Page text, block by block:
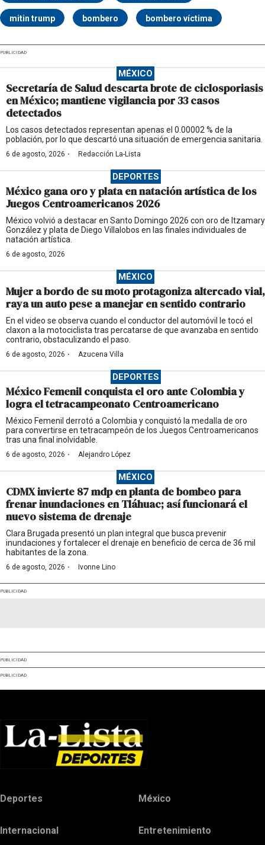
mitin trump bombero bombero víctima
PUBLICIDAD
MÉXICO
Secretaría de Salud descarta brote de ciclosporiasis
en México; mantiene vigilancia por 33 casos
detectados
Los casos detectados representan apenas el 0.00002 % de la
población, por lo que descartó una situación de emergencia sanitaria.
6 de agosto, 2026 · Redacción La-Lista
DEPORTES
México gana oro y plata en natación artística de los
Juegos Centroamericanos 2026
México volvió a destacar en Santo Domingo 2026 con oro de Itzamary
González y plata de Diego Villalobos en las finales individuales de
natación artística.
6 de agosto, 2026
MÉXICO
Mujer a bordo de su moto protagoniza altercado vial,
raya un auto pese a manejar en sentido contrario
En el video se observa cuando el conductor del automóvil le tocó el
claxon a la motociclista tras percatarse de que avanzaba en sentido
contrario, obstaculizando el paso.
6 de agosto, 2026 · Azucena Villa
DEPORTES
México Femenil conquista el oro ante Colombia y
logra el tetracampeonato Centroamericano
México Femenil derrotó a Colombia y conquistó la medalla de oro
para convertirse en tetracampeón de los Juegos Centroamericanos
tras una final inolvidable.
6 de agosto, 2026 · Alejandro López
MÉXICO
CDMX invierte 87 mdp en planta de bombeo para
frenar inundaciones en Tláhuac; así funcionará el
nuevo sistema de drenaje
Clara Brugada presentó un plan integral que busca prevenir
inundaciones y fortalecer el drenaje en beneficio de cerca de 36 mil
habitantes de la zona.
6 de agosto, 2026 · Ivonne Lino
PUBLICIDAD
PUBLICIDAD
PUBLICIDAD
Deportes México
Internacional Entretenimiento